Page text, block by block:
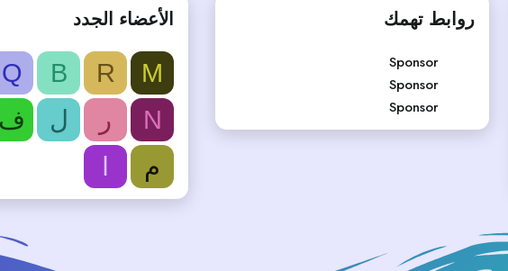
روابط تهمك
Sponsor
Sponsor
Sponsor
الأعضاء الجدد
M
R
B
Q
N
ر ل ف
م